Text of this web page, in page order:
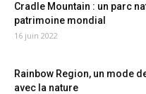
Cradle Mountain : un parc
patrimoine mondial
16 juin 2022
Rainbow Region, un mode
avec la nature